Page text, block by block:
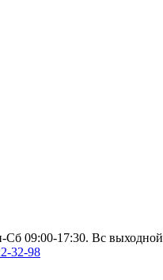
09:00-17:30. Вс выходной
32-98